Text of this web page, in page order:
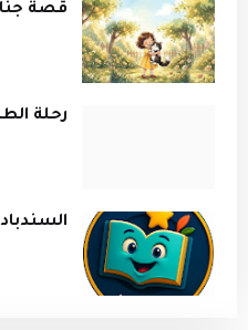
قصة
رحلة